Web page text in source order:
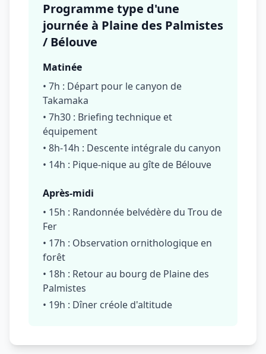
Programme type d'une
journée à Plaine des Palmistes
/ Bélouve
Matinée
• 7h : Départ pour le canyon de
Takamaka
• 7h30 : Briefing technique et
équipement
• 8h-14h : Descente intégrale du canyon
• 14h : Pique-nique au gîte de Bélouve
Après-midi
• 15h : Randonnée belvédère du Trou de
Fer
• 17h : Observation ornithologique en
forêt
• 18h : Retour au bourg de Plaine des
Palmistes
• 19h : Dîner créole d'altitude